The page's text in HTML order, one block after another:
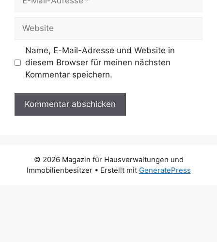
Mail-
Name, E-Mail-Adresse und Website in
diesem Browser für meinen nächsten
Kommentar speichern.
© 2026 Magazin für Hausverwaltungen und
Immobilienbesitzer• Erstellt mit GeneratePress